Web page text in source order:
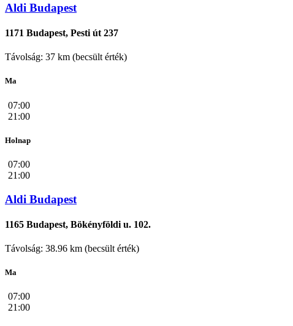
Aldi Budapest
1171 Budapest, Pesti út 237
Távolság: 37 km (becsült érték)
Ma
07:00
21:00
Holnap
07:00
21:00
Aldi Budapest
1165 Budapest, Bökényföldi u. 102.
Távolság: 38.96 km (becsült érték)
Ma
07:00
21:00